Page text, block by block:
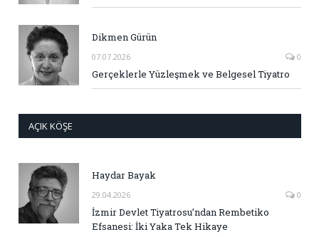
Dikmen Gürün
07.07.2026 0
Gerçeklerle Yüzleşmek ve Belgesel Tiyatro
AÇIK KÖŞE
Haydar Bayak
29.04.2026 0
İzmir Devlet Tiyatrosu’ndan Rembetiko
Efsanesi: İki Yaka Tek Hikaye